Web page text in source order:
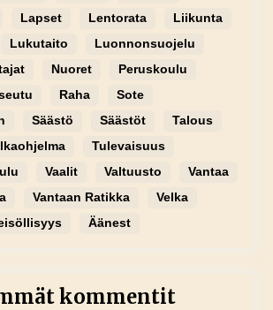
Lapset Lentorata
Liikunta
Lukutaito
Luonnonsuojelu
Nuoret
Peruskoulu
Raha
Sote
Säästö Säästöt
Talous
Tulevaisuus
Vaalit Valtuusto
Vantaa
Vantaan Ratikka
Velka
Äänest
kommentit